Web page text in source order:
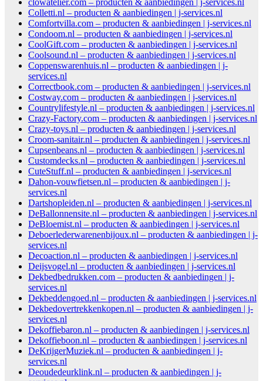
clowatelier.com – producten & aanbiedingen | j-services.nl
Colletti.nl – producten & aanbiedingen | j-services.nl
Comfortvilla.com – producten & aanbiedingen | j-services.nl
Condoom.nl – producten & aanbiedingen | j-services.nl
CoolGift.com – producten & aanbiedingen | j-services.nl
Coolsound.nl – producten & aanbiedingen | j-services.nl
Coppenswarenhuis.nl – producten & aanbiedingen | j-
services.nl
Correctbook.com – producten & aanbiedingen | j-services.nl
Costway.com – producten & aanbiedingen | j-services.nl
Countrylifestyle.nl – producten & aanbiedingen | j-services.nl
Crazy-Factory.com – producten & aanbiedingen | j-services.nl
Crazy-toys.nl – producten & aanbiedingen | j-services.nl
Croom-sanitair.nl – producten & aanbiedingen | j-services.nl
Cupsenbeans.nl – producten & aanbiedingen | j-services.nl
Customdecks.nl – producten & aanbiedingen | j-services.nl
CuteStuff.nl – producten & aanbiedingen | j-services.nl
Dahon-vouwfietsen.nl – producten & aanbiedingen | j-
services.nl
Dartshopleiden.nl – producten & aanbiedingen | j-services.nl
DeBallonnensite.nl – producten & aanbiedingen | j-services.nl
DeBloemist.nl – producten & aanbiedingen | j-services.nl
Deboerlederwarenenbijoux.nl – producten & aanbiedingen | j-
services.nl
Decoaction.nl – producten & aanbiedingen | j-services.nl
Deijsvogel.nl – producten & aanbiedingen | j-services.nl
Dekbedbedrukken.com – producten & aanbiedingen | j-
services.nl
Dekbeddengoed.nl – producten & aanbiedingen | j-services.nl
Dekbedovertrekkenkopen.nl – producten & aanbiedingen | j-
services.nl
Dekoffiebaron.nl – producten & aanbiedingen | j-services.nl
Dekoffieboon.nl – producten & aanbiedingen | j-services.nl
DeKrijgerMuziek.nl – producten & aanbiedingen | j-
services.nl
Deoudedeurklink.nl – producten & aanbiedingen | j-